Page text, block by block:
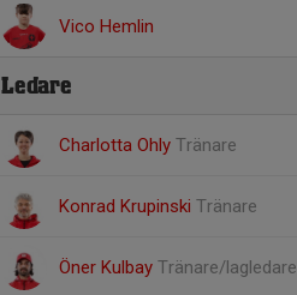
Vico Hemlin
Ledare
Charlotta Ohly Tränare
Konrad Krupinski Tränare
Öner Kulbay Tränare/lagledare